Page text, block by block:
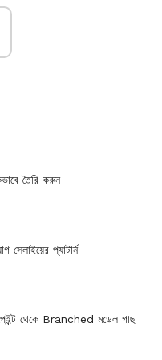
তৈরি করুন
সেলাইয়ের প্যাটার্ন
থেকে Branched মডেল গাছ